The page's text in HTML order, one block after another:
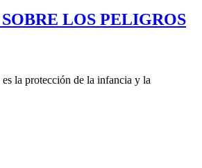
LOS PELIGROS
la protección de la infancia y la